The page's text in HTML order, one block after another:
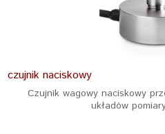
czujnik naciskowy
Czujnik wagowy naciskowy
układów